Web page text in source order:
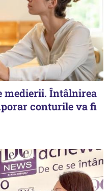
medierii. Întâlnirea
conturile va fi